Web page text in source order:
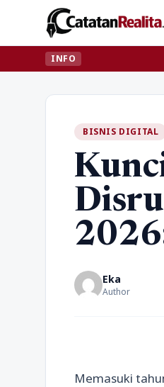
INFO
BISNIS DIGITAL
Eka
Author
Memasuki